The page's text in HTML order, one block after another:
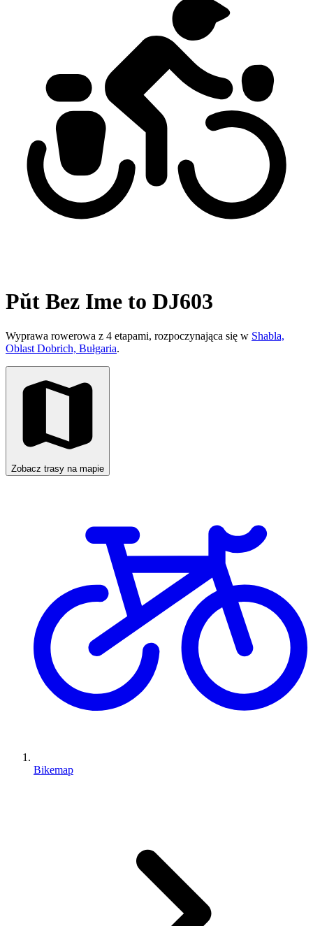
Pŭt Bez Ime to DJ603
Wyprawa rowerowa z 4 etapami, rozpoczynająca się w Shabla,
Oblast Dobrich, Bułgaria.
Zobacz trasy na mapie
Bikemap